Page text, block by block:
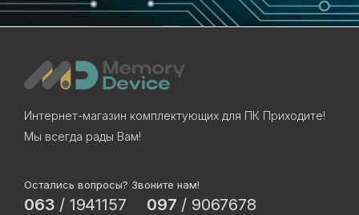
Интернет-магазин комплектующих для ПК Приходите!
Мы всегда рады Вам!
Остались вопросы? Звоните нам!
063 / 1941157 097 / 9067678